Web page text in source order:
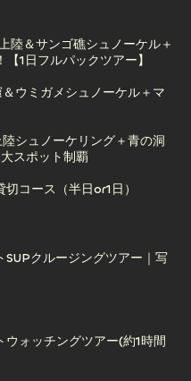
OK！
陸＆サンゴ礁シュノーケル＋
1日フルパックツアー】
陸＆サンゴ礁シュノーケル＋
＆ウミガメシュノーケル＋マ
ウミガメシュノーケル＋マ
陸シュノーケリング＋青の洞
スポット制覇
スポット制覇
コース（半日or1日）
コース（半日or1日）
SUPクルージングツアー｜写
クルージングツアー｜写
ウォッチングツアー(約1時間